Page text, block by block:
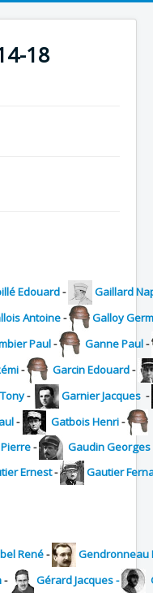
18
Edouard-
Gaillard
Antoine-
Galloy
Paul- Ganne Paul-
- Garcin Edouard-
- Garnier Jacques -
- Gatbois Henri-
- Gaudin Georges
Ernest- Gautier
René-
Gendronneau
- Gérard Jacques -